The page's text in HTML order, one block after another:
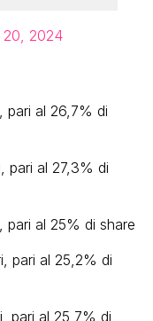
20, 2024
pari al 26,7% di
pari al 27,3% di
pari al 25% di share
pari al 25,2% di
pari al 25,7% di